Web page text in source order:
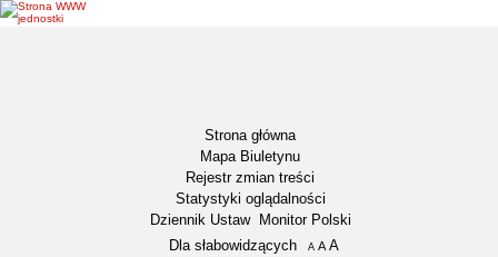
Strona główna
Mapa Biuletynu
Rejestr zmian treści
Statystyki oglądalności
Dziennik Ustaw
Monitor Polski
Menu dodatkowe
Dla słabowidzących A pomniejsz czcionkę
A standardowy rozmiar czcionki
A